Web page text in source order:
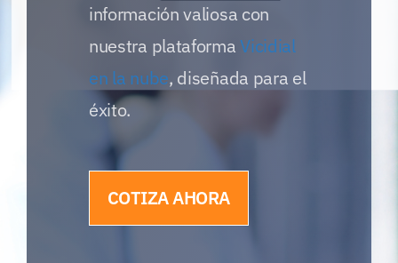
información valiosa con
nuestra plataformaVicidial
en la nube, diseñada para el
éxito.
COTIZA AHORA